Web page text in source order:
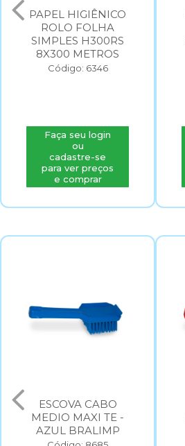
PAPEL HIGIÊNICO
ROLO FOLHA
SIMPLES H300RS
8X300 METROS
Código: 6346
Faça seu login
ou
cadastre-se
para ver preços
e comprar
ESCOVA CABO
MEDIO MAXI TE -
AZUL BRALIMP